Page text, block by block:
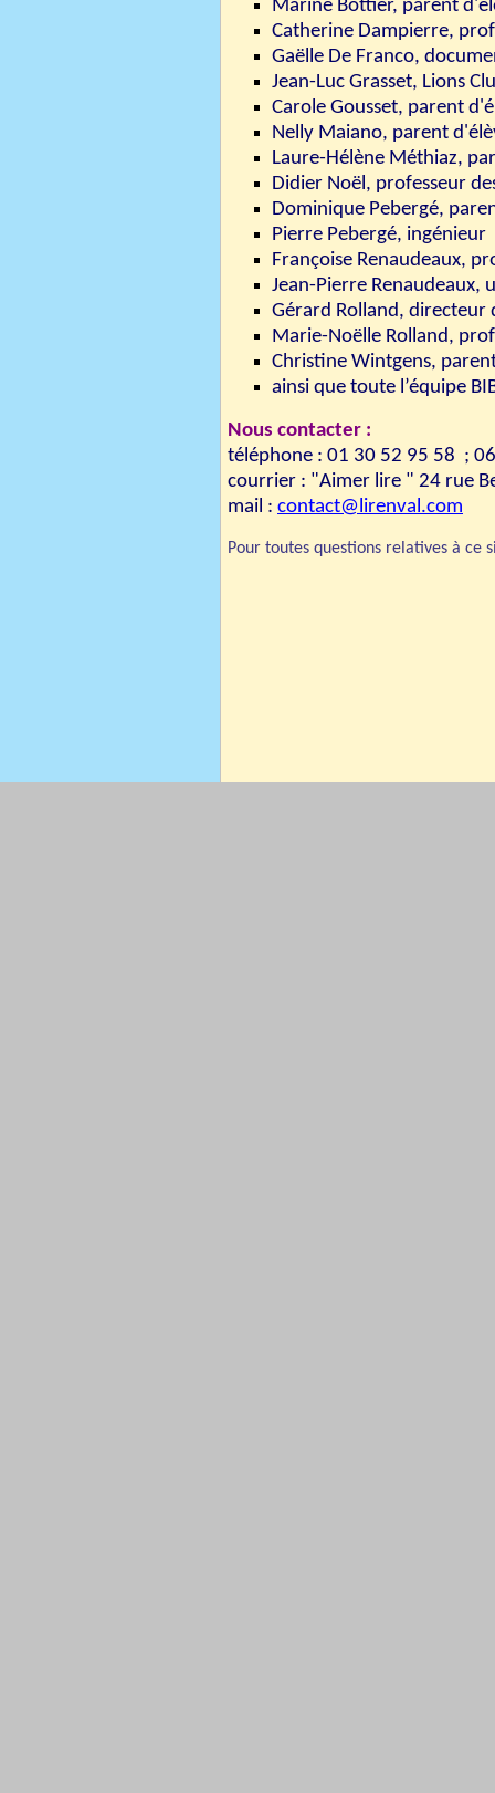
Marine Bottier, parent
Catherine Dampierre,
Gaëlle De Franco,
Jean-Luc Grasset, Lions
Carole Gousset, parent
Nelly Maiano, parent
Laure-Hélène Méthiaz,
Didier Noël, professeur
Dominique Pebergé,
Pierre Pebergé, ingénieur
Françoise Renaudeaux,
Jean-Pierre Renaudeaux,
Gérard Rolland, directeur
Marie-Noëlle Rolland,
Christine Wintgens,
ainsi que toute l’équipe
Nous contacter :
téléphone : 01 30 52 95 58 ;
courrier : "Aimer lire " 24 rue
mail : contact@lirenval.com
Pour toutes questions relatives à ce